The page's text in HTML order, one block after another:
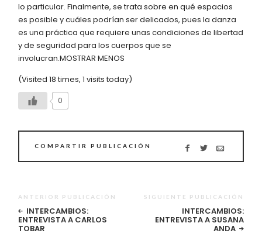
lo particular. Finalmente, se trata sobre en qué espacios
es posible y cuáles podrían ser delicados, pues la danza
es una práctica que requiere unas condiciones de libertad
y de seguridad para los cuerpos que se
involucran.MOSTRAR MENOS
(Visited 18 times, 1 visits today)
0
COMPARTIR PUBLICACIÓN
ANTERIOR PUBLICACIÓN
INTERCAMBIOS:
ENTREVISTA A CARLOS
TOBAR
SIGUIENTE PUBLICACIÓN
INTERCAMBIOS:
ENTREVISTA A SUSANA
ANDA